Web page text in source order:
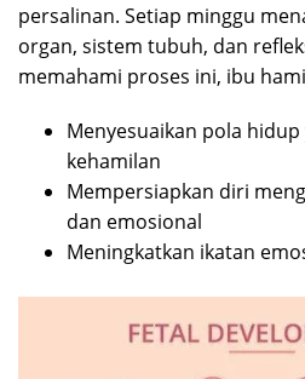
persalinan. Setiap minggu
organ, sistem tubuh, dan
memahami proses ini, ibu
Menyesuaikan pola
kehamilan
Mempersiapkan diri
dan emosional
Meningkatkan ikatan